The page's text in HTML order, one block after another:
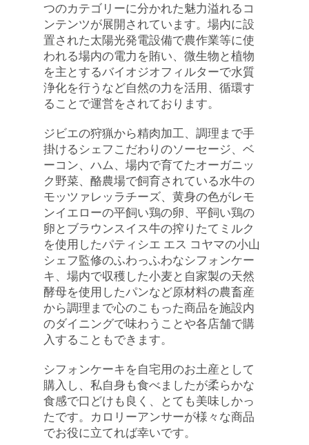
つのカテゴリーに分かれた魅力溢れるコ
ンテンツが展開されています。場内に設
置された太陽光発電設備で農作業等に使
われる場内の電力を賄い、微生物と植物
を主とするバイオジオフィルターで水質
浄化を行うなど自然の力を活用、循環す
ることで運営をされております。
ジビエの狩猟から精肉加工、調理まで手
掛けるシェフこだわりのソーセージ、ベ
ーコン、ハム、場内で育てたオーガニッ
ク野菜、酪農場で飼育されている水牛の
モッツァレッラチーズ、黄身の色がレモ
ンイエローの平飼い鶏の卵、平飼い鶏の
卵とブラウンスイス牛の搾りたてミルク
を使用したパティシエ エス コヤマの小山
シェフ監修のふわっふわなシフォンケー
キ、場内で収穫した小麦と自家製の天然
酵母を使用したパンなど原材料の農畜産
から調理まで心のこもった商品を施設内
のダイニングで味わうことや各店舗で購
入することもできます。
シフォンケーキを自宅用のお土産として
購入し、私自身も食べましたが柔らかな
食感で口どけも良く、とても美味しかっ
たです。カロリーアンサーが様々な商品